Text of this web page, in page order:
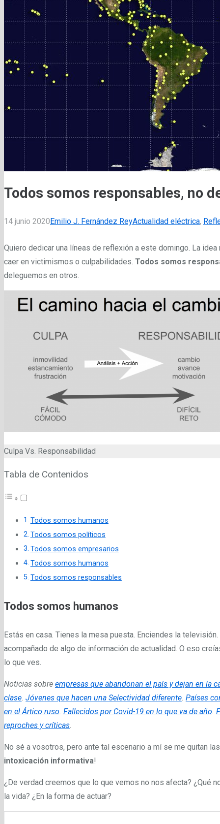
Todos somos responsables, no
14 junio 2020Emilio J. Fernández ReyActualidad eléctrica,
Quiero dedicar una líneas de reflexión a este domingo. La
caer en victimismos o culpabilidades. Todos somos
deleguemos en otros.
Culpa Vs. Responsabilidad
Tabla de Contenidos
Todos somos humanos
Todos somos políticos
Todos somos empresarios
Todos somos humanos
Todos somos responsables
Todos somos humanos
Estás en casa. Tienes la mesa puesta. Enciendes la
acompañado de algo de información de actualidad. O eso
lo que ves.
Noticias sobre empresas que abandonan el país y dejan en la
clase. Jóvenes que hacen una Selectividad diferente. Países
en el Ártico ruso. Fallecidos por Covid-19 en lo que va de año.
reproches y críticas.
No sé a vosotros, pero ante tal escenario a mí se me quitan
intoxicación informativa!
¿De verdad creemos que lo que vemos no nos afecta? ¿Qué
la vida? ¿En la forma de actuar?